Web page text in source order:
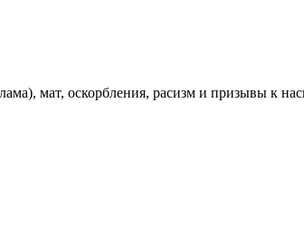
мат, оскорбления, расизм и призывы к